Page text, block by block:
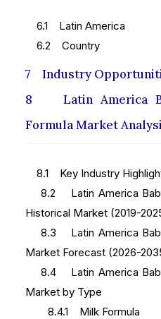
6.1 Latin America
6.2 Country
7 Industry
8 Latin America
Formula Market
8.1 Key Industry
8.2 Latin America Baby
Historical Market (2019-
8.3 Latin America Baby
Market Forecast (2026-
8.4 Latin America Baby
Market by Type
8.4.1 Milk Formula